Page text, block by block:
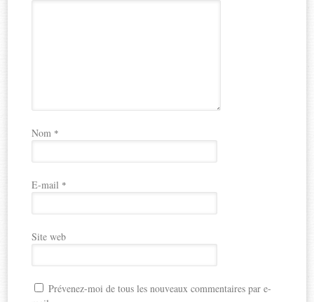
Nom *
E-mail *
Site web
Prévenez-moi de tous les nouveaux commentaires par e-